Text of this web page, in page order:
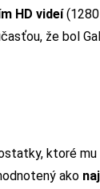
HD videí
že bol
ktoré mu
ako